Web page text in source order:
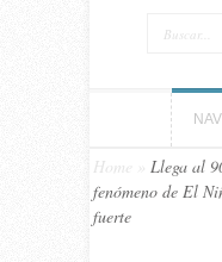
Home
Llega al
fenómeno de El
fuerte